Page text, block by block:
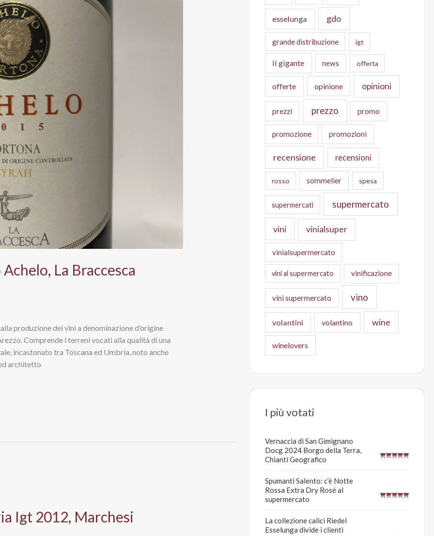
La Braccesca
produzione dei vini a denominazione d’origine
Comprende i terreni vocati alla qualità di una
incastonato tra Toscana ed Umbria, noto anche
architetto
Igt 2012, Marchesi
esselunga gdo
grande distribuzione igt
il gigante news offerta
offerte opinione opinioni
prezzi prezzo promo
promozione promozioni
recensione recensioni
rosso sommelier spesa
supermercati supermercato
vini vinialsuper
vinialsupermercato
vini al supermercato vinificazione
vini supermercato vino
volantini volantino wine
winelovers
I più votati
Vernaccia di San Gimignano
Docg 2024 Borgo della Terra,
Chianti Geografico
Spumanti Salento: c’è Notte
Rossa Extra Dry Rosé al
supermercato
La collezione calici Riedel
Esselunga divide i clienti